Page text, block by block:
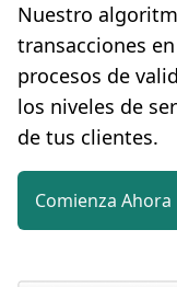
Nuestro
transacciones
procesos de
los niveles de
de tus clientes.
Comienza Ahora